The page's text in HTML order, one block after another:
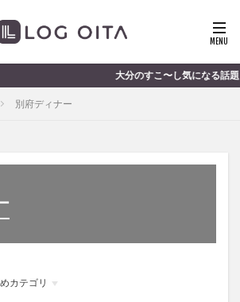
大分のすこ〜し気になる話題を届けます │
別府ディナー
カテゴリ
ディナー
いちご うみたまご
おでかけ